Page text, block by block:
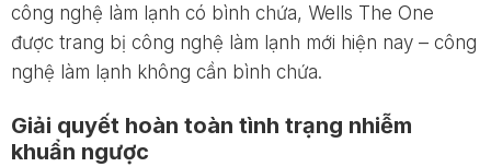
công nghệ làm lạnh có bình chứa, Wells The One
được trang bị công nghệ làm lạnh mới hiện nay – công
nghệ làm lạnh không cần bình chứa.
Giải quyết hoàn toàn tình trạng nhiễm
khuẩn ngược